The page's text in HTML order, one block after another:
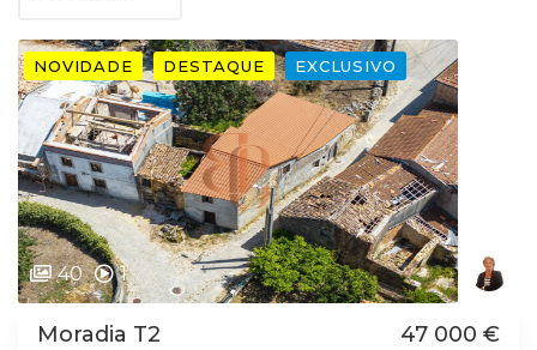
NOVIDADE DESTAQUE EXCLUSIVO
40 1
Moradia T2 47 000 €